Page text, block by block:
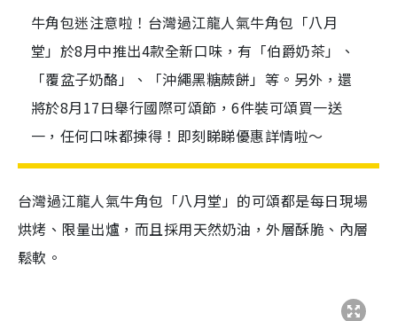
牛角包迷注意啦！台灣過江龍人氣牛角包「八月
堂」於8月中推出4款全新口味，有「伯爵奶茶」、
「覆盆子奶酪」、「沖繩黑糖蕨餅」等。另外，還
將於8月17日舉行國際可頌節，6件裝可頌買一送
一，任何口味都揀得！即刻睇睇優惠詳情啦～
台灣過江龍人氣牛角包「八月堂」的可頌都是每日現場
烘烤、限量出爐，而且採用天然奶油，外層酥脆、內層
鬆軟。